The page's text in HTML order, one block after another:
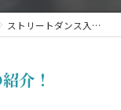
ストリートダンス入門クラスの紹介！
介！